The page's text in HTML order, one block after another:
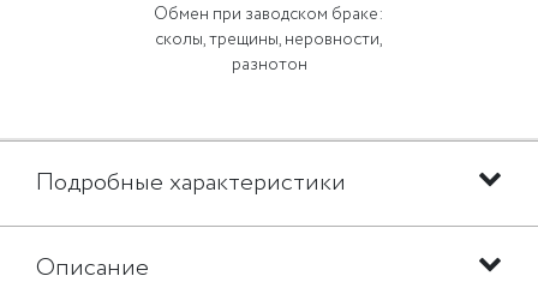
Обмен при заводском браке:
сколы, трещины, неровности,
разнотон
Подробные характеристики
Описание